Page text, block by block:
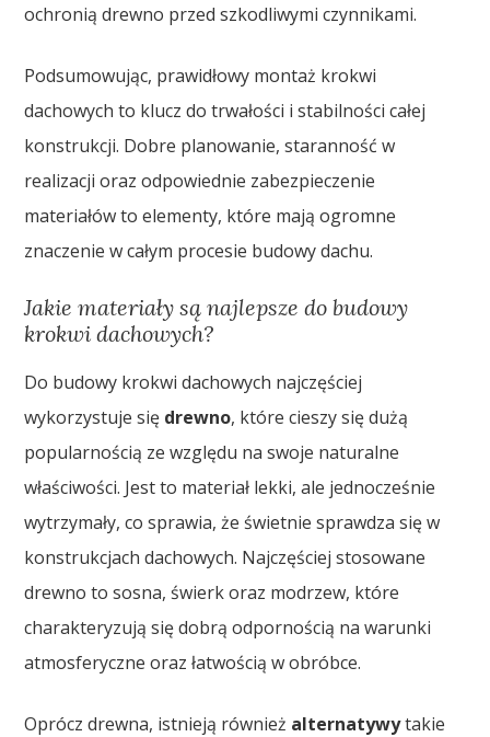
ochronią drewno przed szkodliwymi czynnikami.
Podsumowując, prawidłowy montaż krokwi
dachowych to klucz do trwałości i stabilności całej
konstrukcji. Dobre planowanie, staranność w
realizacji oraz odpowiednie zabezpieczenie
materiałów to elementy, które mają ogromne
znaczenie w całym procesie budowy dachu.
Jakie materiały są najlepsze do budowy
krokwi dachowych?
Do budowy krokwi dachowych najczęściej
wykorzystuje się drewno, które cieszy się dużą
popularnością ze względu na swoje naturalne
właściwości. Jest to materiał lekki, ale jednocześnie
wytrzymały, co sprawia, że świetnie sprawdza się w
konstrukcjach dachowych. Najczęściej stosowane
drewno to sosna, świerk oraz modrzew, które
charakteryzują się dobrą odpornością na warunki
atmosferyczne oraz łatwością w obróbce.
Oprócz drewna, istnieją również alternatywytakie